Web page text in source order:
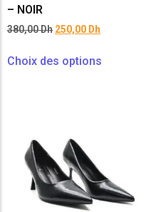
– NOIR
380,00Dh 250,00 Dh
Choix des options